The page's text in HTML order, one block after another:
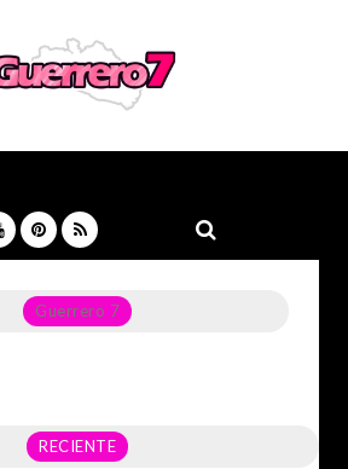
Guerrero 7
RECIENTE